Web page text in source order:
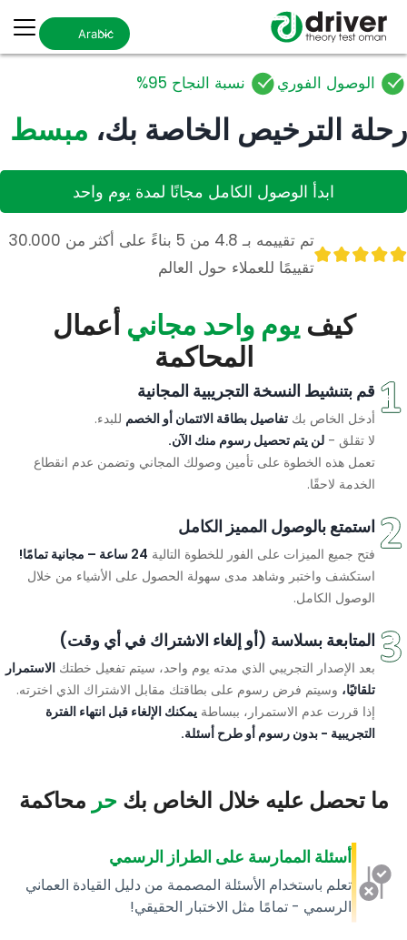
Arabic
الوصول الفوري نسبة النجاح 95%
رحلة الترخيص الخاصة بك، مبسط
ابدأ الوصول الكامل مجانًا لمدة يوم واحد
تم تقييمه بـ 4.8 من 5 بناءً على أكثر من 30.000
تقييمًا للعملاء حول العالم
كيفيوم واحد مجاني أعمال
المحاكمة
قم بتنشيط النسخة التجريبية المجانية
أدخل الخاص بك تفاصيل بطاقة الائتمان أو الخصم للبدء.
لا تقلق - لن يتم تحصيل رسوم منك الآن.
تعمل هذه الخطوة على تأمين وصولك المجاني وتضمن عدم انقطاع
الخدمة لاحقًا.
استمتع بالوصول المميز الكامل
فتح جميع الميزات على الفور للخطوة التالية 24 ساعة – مجانية تمامًا!
استكشف واختبر وشاهد مدى سهولة الحصول على الأشياء من خلال
الوصول الكامل.
المتابعة بسلاسة (أو إلغاء الاشتراك في أي وقت)
بعد الإصدار التجريبي الذي مدته يوم واحد، سيتم تفعيل خطتك الاستمرار
تلقائيًا، وسيتم فرض رسوم على بطاقتك مقابل الاشتراك الذي اخترته.
إذا قررت عدم الاستمرار، ببساطة يمكنك الإلغاء قبل انتهاء الفترة
التجريبية - بدون رسوم أو طرح أسئلة.
ما تحصل عليه خلال الخاص بك حر محاكمة
أسئلة الممارسة على الطراز الرسمي
تعلم باستخدام الأسئلة المصممة من دليل القيادة العماني
الرسمي - تمامًا مثل الاختبار الحقيقي!